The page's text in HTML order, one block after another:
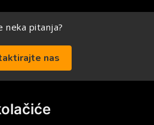
neka pitanja?
nas
društvenim mrežama